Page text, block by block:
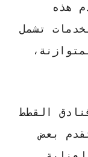
هذه
تشمل
القطط
بعض